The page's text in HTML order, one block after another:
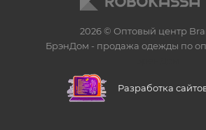
2026 © Оптовый центр
БрэнДом - продажа одежды по
Разработка